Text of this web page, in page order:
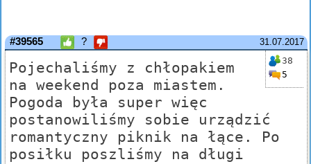
31.07.2017
#39565 ?
38
5
Pojechaliśmy z chłopakiem
na weekend poza miastem.
Pogoda była super więc
postanowiliśmy sobie urządzić
romantyczny piknik na łące. Po
posiłku poszliśmy na długi